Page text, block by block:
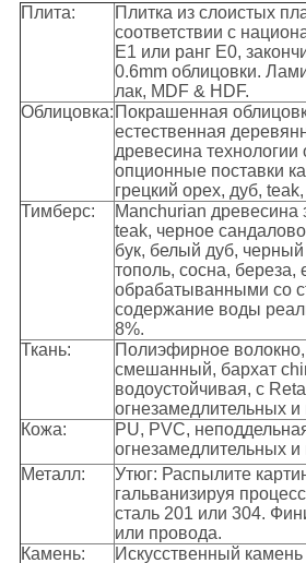
Плита:
Плитка из слоистых
соответствии с
E1 или ранг E0,
0.6mm облицовки.
лак, MDF & HDF.
Облицовка: Покрашенная
естественная
древесина технологии
опционные поставки
грецкий орех, дуб,
Тимберс:
Manchurian древесина
teak, черное
бук, белый дуб, черный
тополь, сосна, береза,
обрабатыванными со
содержание воды
8%.
Ткань:
Полиэфирное волокно,
смешанный, бархат
водоустойчивая, с
огнезамедлительных
Кожа:
PU, PVC,
огнезамедлительных
Металл:
Утюг: Распылите
гальванизируя
сталь 201 или 304.
или провода.
Камень:
Искусственный